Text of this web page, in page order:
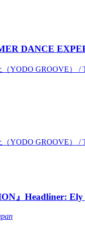
DANCE
YODO GROOVE） /
YODO GROOVE） /
』Headliner: